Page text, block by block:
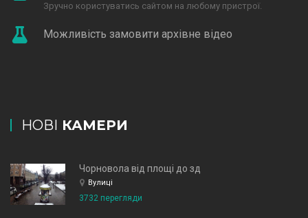
Зручно користуватись сайтом на любому пристрої.
Можливість замовити архівне відео
НОВІ КАМЕРИ
Чорновола від площі до зд
Вулиці
3732 перегляди